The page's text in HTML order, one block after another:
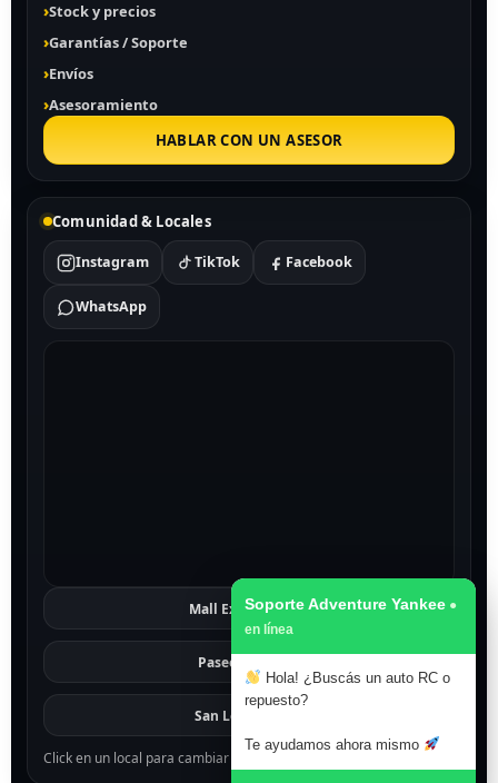
Stock y precios
Garantías / Soporte
Envíos
Asesoramiento
HABLAR CON UN ASESOR
Comunidad & Locales
Instagram TikTok Facebook
WhatsApp
Mall Excelsior Ver
Paseo 1811
San Lorenzo
Click en un local para cambiar el mapa.
Soporte Adventure Yankee
Hola! ¿Buscás un auto RC o
repuesto?
Te ayudamos ahora mismo